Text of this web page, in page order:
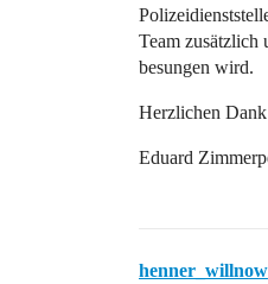
Team zusätzlich
besungen wird.
Herzlichen
Eduard
henner_willnow